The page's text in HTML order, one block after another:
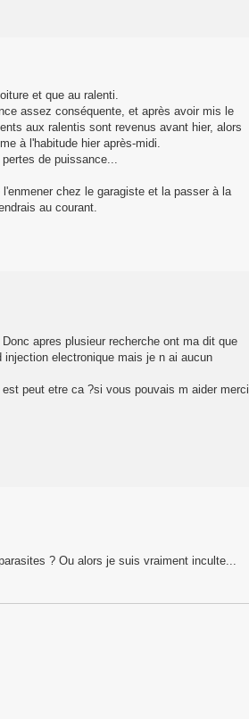
et que au ralenti.
assez conséquente, et après avoir mis le
aux ralentis sont revenus avant hier, alors
à l'habitude hier après-midi.
de puissance...
chez le garagiste et la passer à la
au courant.
apres plusieur recherche ont ma dit que
electronique mais je n ai aucun
peut etre ca ?si vous pouvais m aider merci
? Ou alors je suis vraiment inculte...